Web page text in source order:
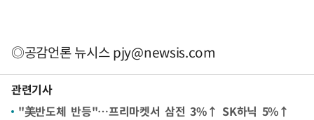
◎공감언론 뉴시스pjy@newsis.com
관련기사
"美반도체 반등"…프리마켓서 삼전 3%↑ SK하닉 5%↑